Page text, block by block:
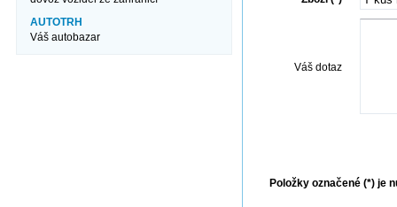
Váš dotaz
Položky označené (*) je
AUTOTRH
Váš autobazar